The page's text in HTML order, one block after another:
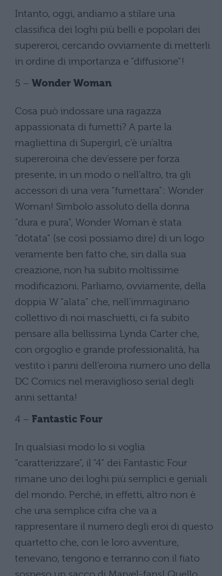
Intanto, oggi, andiamo a stilare una
classifica dei loghi più belli e popolari dei
supereroi, cercando ovviamente di metterli
in ordine di importanza e “diffusione”!
5 – Wonder Woman
Cosa può indossare una ragazza
appassionata di fumetti? A parte la
magliettina di Supergirl, c’è un’altra
supereroina che dev’essere per forza
presente, in un modo o nell’altro, tra gli
accessori di una vera “fumettara”: Wonder
Woman! Simbolo assoluto della donna
“dura e pura”, Wonder Woman è stata
“dotata” (se così possiamo dire) di un logo
veramente ben fatto che, sin dalla sua
creazione, non ha subito moltissime
modificazioni. Parliamo, ovviamente, della
doppia W “alata” che, nell’immaginario
collettivo di noi maschietti, ci fa subito
pensare alla bellissima Lynda Carter che,
con orgoglio e grande professionalità, ha
vestito i panni dell’eroina numero uno della
DC Comics nel meraviglioso serial degli
anni settanta!
4 – Fantastic Four
In qualsiasi modo lo si voglia
“caratterizzare”, il “4” dei Fantastic Four
rimane uno dei loghi più semplici e geniali
del mondo. Perché, in effetti, altro non è
che una semplice cifra che va a
rappresentare il numero degli eroi di questo
quartetto che, con le loro avventure,
tenevano, tengono e terranno con il fiato